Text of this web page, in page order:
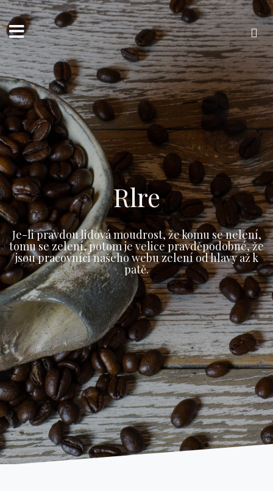
Přejít
k
obsahu
webu
Vyhledávání
Rlre
Je-li pravdou lidová moudrost, že komu se nelení,
tomu se zelení, potom je velice pravděpodobné, že
jsou pracovníci našeho webu zelení od hlavy až k
patě.